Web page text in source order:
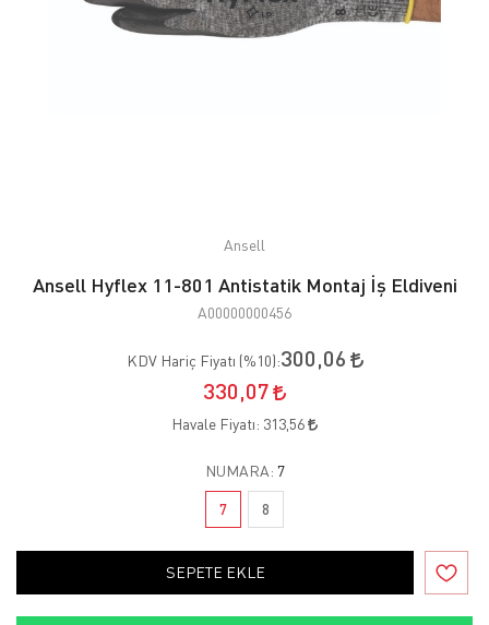
Ansell
Ansell Hyflex 11-801 Antistatik Montaj İş Eldiveni
A00000000456
KDV Hariç Fiyatı (%10):300,06
330,07
Havale Fiyatı: 313,56
NUMARA: 7
7 8
SEPETE EKLE